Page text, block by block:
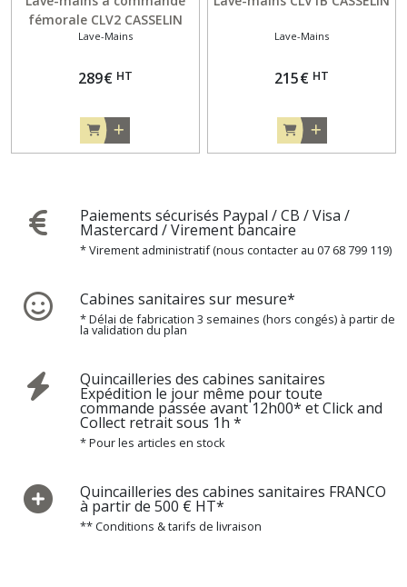
fémorale CLV2 CASSELIN
Lave-Mains
289€ HT
Lave-Mains
215€ HT
Paiements sécurisés Paypal / CB / Visa /
Mastercard / Virement bancaire
* Virement administratif (nous contacter au 07 68 799 119)
Cabines sanitaires sur mesure*
* Délai de fabrication 3 semaines (hors congés) à partir de
la validation du plan
Quincailleries des cabines sanitaires
Expédition le jour même pour toute
commande passée avant 12h00* et Click and
Collect retrait sous 1h *
* Pour les articles en stock
Quincailleries des cabines sanitaires FRANCO
à partir de 500 € HT*
** Conditions & tarifs de livraison
Diffuseurs
parfum
Poubelles
Cendriers
Afficher